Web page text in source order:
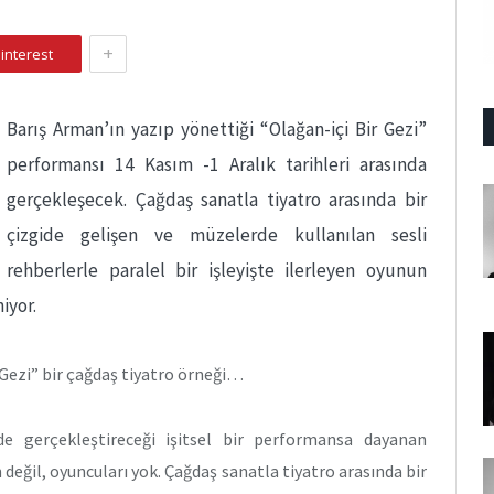
+
Barış Arman’ın yazıp yönettiği “Olağan-içi Bir Gezi”
performansı 14 Kasım -1 Aralık tarihleri arasında
gerçekleşecek. Çağdaş sanatla tiyatro arasında bir
çizgide gelişen ve müzelerde kullanılan sesli
rehberlerle paralel bir işleyişte ilerleyen oyunun
Gezi” bir çağdaş tiyatro örneği…
gerçekleştireceği işitsel bir performansa dayanan
oyuncuları yok. Çağdaş sanatla tiyatro arasında bir